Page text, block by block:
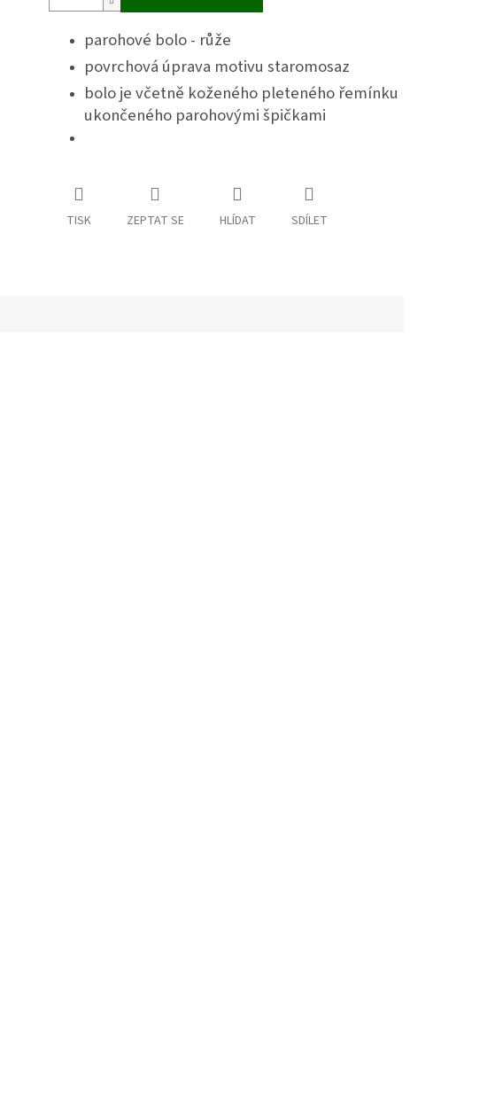
parohové bolo - růže
povrchová úprava motivu staromosaz
bolo je včetně koženého pleteného řemínku
ukončeného parohovými špičkami
TISK ZEPTAT SE HLÍDAT SDÍLET